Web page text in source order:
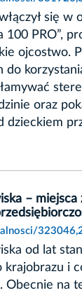
się w
100 PRO”,
ojcostwo.
do
oraz
dzieckiem
– miejsca
od lat
krajobrazu i
Obecnie na